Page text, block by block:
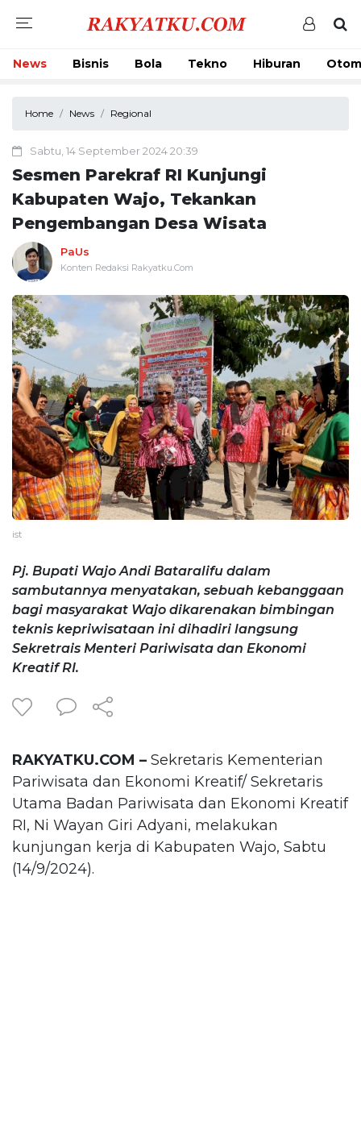
News Bisnis Bola Tekno Hiburan
Home News Regional
Sabtu, 14 September 2024 20:39
Sesmen Parekraf RI Kunjungi
Kabupaten Wajo, Tekankan
Pengembangan Desa Wisata
PaUs
Konten Redaksi Rakyatku.Com
ist
Pj. Bupati Wajo Andi Bataralifu dalam
sambutannya menyatakan, sebuah kebanggaan
bagi masyarakat Wajo dikarenakan bimbingan
teknis kepriwisataan ini dihadiri langsung
Sekretrais Menteri Pariwisata dan Ekonomi
Kreatif RI.
RAKYATKU.COM – Sekretaris Kementerian
Pariwisata dan Ekonomi Kreatif/ Sekretaris
Utama Badan Pariwisata dan Ekonomi Kreatif
RI, Ni Wayan Giri Adyani, melakukan
kunjungan kerja di Kabupaten Wajo, Sabtu
(14/9/2024).